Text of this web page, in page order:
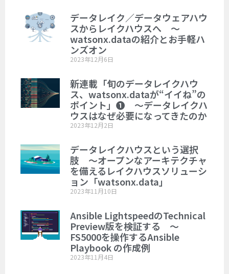
データレイク／データウェアハウ
スからレイクハウスへ ～
watsonx.dataの紹介とお手軽ハ
ンズオン
2023年12月6日
新連載「旬のデータレイクハウ
ス、watsonx.dataが“イイね”の
ポイント」❶ ～データレイクハ
ウスはなぜ必要になってきたのか
2023年12月2日
データレイクハウスという選択
肢 ～オープンなアーキテクチャ
を備えるレイクハウスソリューシ
ョン「watsonx.data」
2023年11月10日
Ansible LightspeedのTechnical
Preview版を検証する ～
FS5000を操作するAnsible
Playbook の作成例
2023年11月4日